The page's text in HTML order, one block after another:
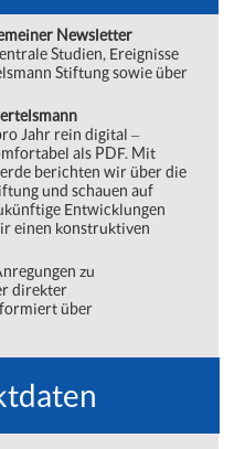
Newsletter
Studien, Ereignisse
Stiftung sowie über
Jahr rein digital ‒
als PDF. Mit
berichten wir über die
und schauen auf
Entwicklungen
einen konstruktiven
zu
direkter
über